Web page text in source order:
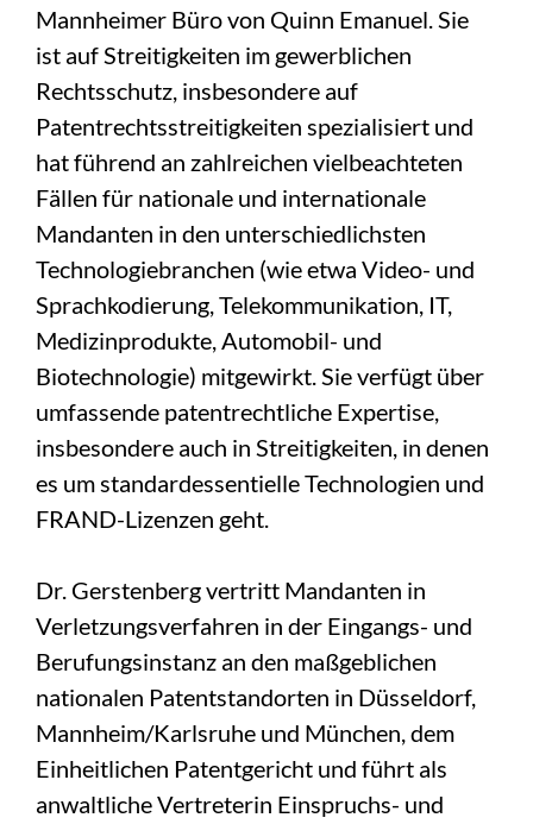
Mannheimer Büro von Quinn Emanuel. Sie
ist auf Streitigkeiten im gewerblichen
Rechtsschutz, insbesondere auf
Patentrechtsstreitigkeiten spezialisiert und
hat führend an zahlreichen vielbeachteten
Fällen für nationale und internationale
Mandanten in den unterschiedlichsten
Technologiebranchen (wie etwa Video- und
Sprachkodierung, Telekommunikation, IT,
Medizinprodukte, Automobil- und
Biotechnologie) mitgewirkt. Sie verfügt über
umfassende patentrechtliche Expertise,
insbesondere auch in Streitigkeiten, in denen
es um standardessentielle Technologien und
FRAND-Lizenzen geht.
Dr. Gerstenberg vertritt Mandanten in
Verletzungsverfahren in der Eingangs- und
Berufungsinstanz an den maßgeblichen
nationalen Patentstandorten in Düsseldorf,
Mannheim/Karlsruhe und München, dem
Einheitlichen Patentgericht und führt als
anwaltliche Vertreterin Einspruchs- und